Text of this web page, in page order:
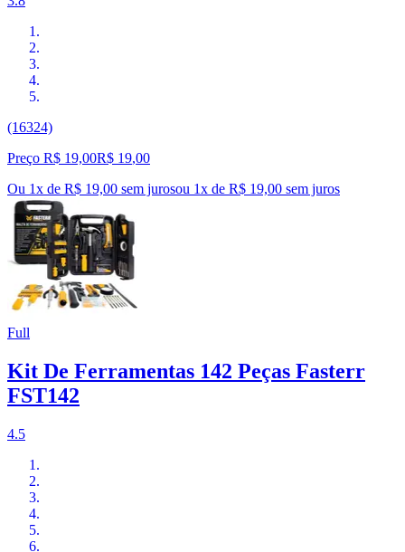
(16324)
Preço R$ 19,00R$ 19,00
Ou 1x de R$ 19,00 sem jurosou 1x de R$ 19,00 sem juros
Full
Kit De Ferramentas 142 Peças Fasterr
FST142
4.5